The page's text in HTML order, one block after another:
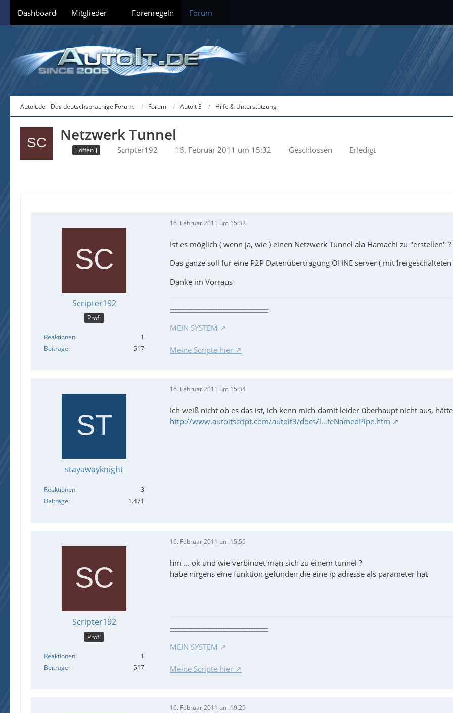
Dashboard Mitglieder Forenregeln Forum
AutoIt.de - Das deutschsprachige Forum. Forum AutoIt 3 Hilfe & Unterstützung
Netzwerk Tunnel
[ offen ] Scripter192 16. Februar 2011 um 15:32 Geschlossen Erledigt
Scripter192
Profi
Reaktionen
1
Beiträge
517
16. Februar 2011 um 15:32
Ist es möglich ( wenn ja, wie ) einen Netzwerk Tunnel ala Hamachi zu "erstellen" ?
Das ganze soll für eine P2P Datenübertragung OHNE server ( mit
Danke im Vorraus
---------------------------------------
MEIN SYSTEM
Meine Scripte hier
stayawayknight
Reaktionen
3
Beiträge
1.471
16. Februar 2011 um 15:34
Ich weiß nicht ob es das ist, ich kenn mich damit leider überhaupt nicht aus,
http://www.autoitscript.com/autoit3/docs/l…teNamedPipe.htm
Scripter192
Profi
Reaktionen
1
Beiträge
517
16. Februar 2011 um 15:55
hm ... ok und wie verbindet man sich zu einem tunnel ?
habe nirgens eine funktion gefunden die eine ip adresse als parameter hat
---------------------------------------
MEIN SYSTEM
Meine Scripte hier
16. Februar 2011 um 19:29